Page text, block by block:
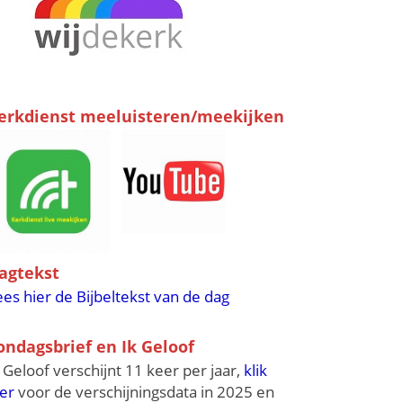
meeluisteren/meekijken
hier de Bijbeltekst van de dag
en Ik Geloof
Geloof verschijnt 11 keer per jaar, klik
voor de verschijningsdata in 2025 en